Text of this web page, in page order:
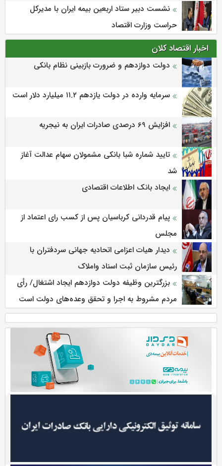
نشست دبیر ستاد اربعین بیمه ایران با مدیرکل
حراست وزارت اقتصاد
اخبار اقتصاد کلان
دولت دوازدهم و ضرورت بازبینی نظام بانکی
سرمایه وارده در دولت یازدهم ۱۱.۲ میلیارد دلار است
افزایش 69 درصدی صادرات ایران به نیجریه
تایید شماره شبا بانکی مشمولان سهام عدالت آغاز
شد
ایجاد بانک اطلاعات اقتصادی
پیام قدردانی کرباسیان پس از کسب رای اعتماد از
مجلس
دیدار هیات اعزامی اتحادیه جهانی سردفتران با
رئیس سازمان ثبت اسناد واملاک
بزرگترین وظیفه دولت دوازدهم ایجاد اشتغال/ رأی
مردم مشروط به اجرا و تحقق وعده‌های دولت است